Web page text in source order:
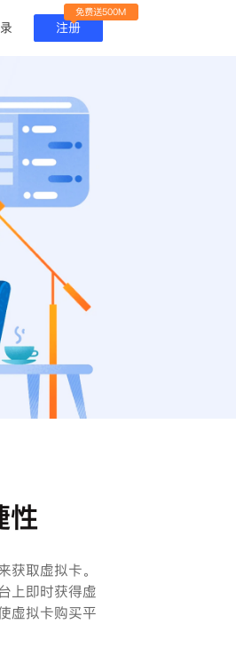
注册
免费送500M
性
取虚拟卡。
上即时获得虚
虚拟卡购买平